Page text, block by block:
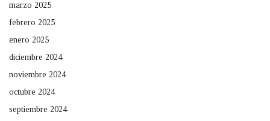
marzo 2025
febrero 2025
enero 2025
diciembre 2024
noviembre 2024
octubre 2024
septiembre 2024